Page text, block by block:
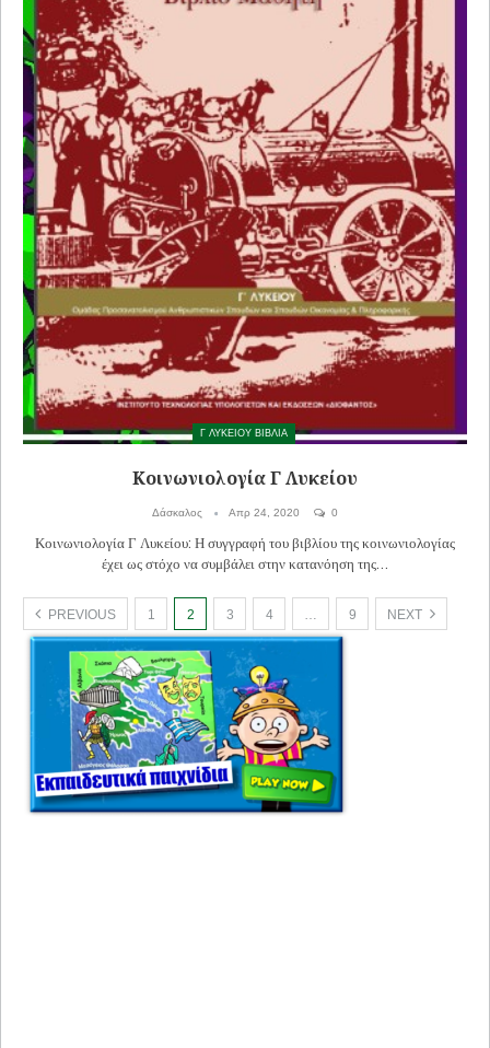
Γ ΛΥΚΕΙΟΥ ΒΙΒΛΙΑ
Κοινωνιολογία Γ Λυκείου
Δάσκαλος Απρ 24, 2020 0
Κοινωνιολογία Γ Λυκείου: Η συγγραφή του βιβλίου της κοινωνιολογίας
έχει ως στόχο να συμβάλει στην κατανόηση της…
PREVIOUS 1 2 3 4 … 9 NEXT